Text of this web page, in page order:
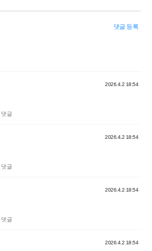
댓글 등록
2026.4.2 18:54
댓글
2026.4.2 18:54
댓글
2026.4.2 18:54
댓글
2026.4.2 18:54